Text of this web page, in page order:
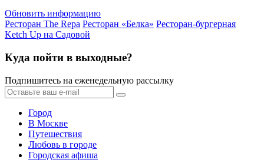
Обновить информацию
Ресторан The Repa Ресторан «Белка» Ресторан-бургерная
Ketch Up на Садовой
Куда пойти в выходные?
Подпишитесь на еженедельную рассылку
Город
В Москве
Путешествия
Любовь в городе
Городская афиша